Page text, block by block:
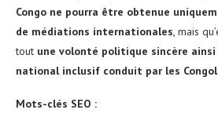
Congo ne pourra être obtenue
de médiations internationales, mais
tout une volonté politique sincère ainsi
national inclusif conduit par les
Mots-clés SEO :